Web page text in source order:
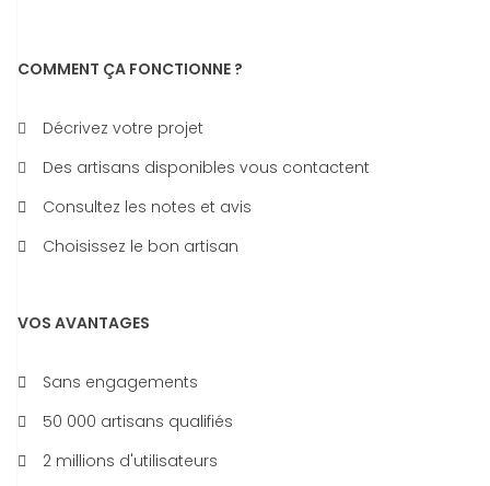
COMMENT ÇA FONCTIONNE ?
Décrivez votre projet
Des artisans disponibles vous contactent
Consultez les notes et avis
Choisissez le bon artisan
VOS AVANTAGES
Sans engagements
50 000 artisans qualifiés
2 millions d'utilisateurs